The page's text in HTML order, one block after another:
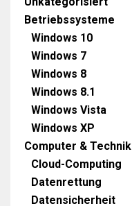
Betriebssysteme
Windows 10
Windows 7
Windows 8
Windows 8.1
Windows Vista
Windows XP
Computer & Technik
Cloud-Computing
Datenrettung
Datensicherheit